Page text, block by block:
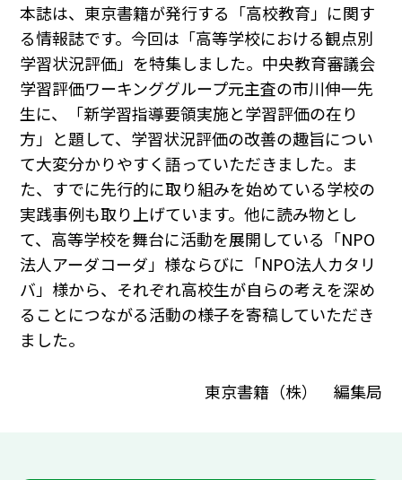
本誌は、東京書籍が発行する「高校教育」に関す
る情報誌です。今回は「高等学校における観点別
学習状況評価」を特集しました。中央教育審議会
学習評価ワーキンググループ元主査の市川伸一先
生に、「新学習指導要領実施と学習評価の在り
方」と題して、学習状況評価の改善の趣旨につい
て大変分かりやすく語っていただきました。ま
た、すでに先行的に取り組みを始めている学校の
実践事例も取り上げています。他に読み物とし
て、高等学校を舞台に活動を展開している「NPO
法人アーダコーダ」様ならびに「NPO法人カタリ
バ」様から、それぞれ高校生が自らの考えを深め
ることにつながる活動の様子を寄稿していただき
ました。
東京書籍（株） 編集局